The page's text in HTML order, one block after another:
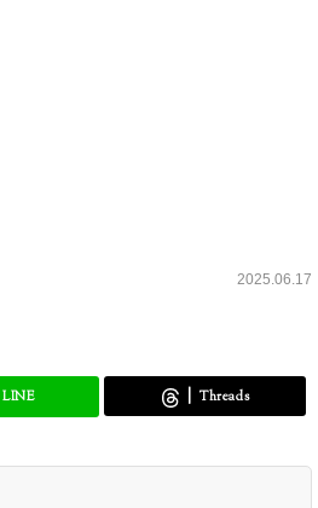
2025.06.17
LINE Threads